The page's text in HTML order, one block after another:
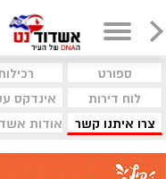
ספורט
לוח דירות
אינדקס
צרו איתנו קשר
אודות